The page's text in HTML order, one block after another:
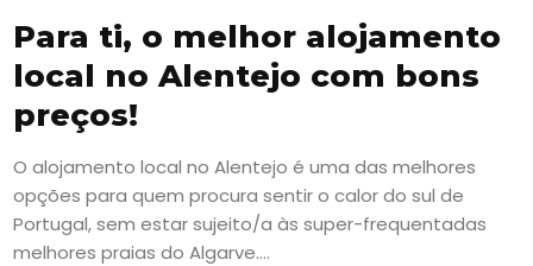
Para ti, o melhor alojamento
local no Alentejo com bons
preços!
O alojamento local no Alentejo é uma das melhores
opções para quem procura sentir o calor do sul de
Portugal, sem estar sujeito/a às super-frequentadas
melhores praias do Algarve....